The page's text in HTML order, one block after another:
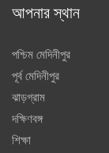
আপনার স্থান
পশ্চিম মেদিনীপুর
পূর্ব মেদিনীপুর
ঝাড়গ্রাম
দক্ষিণবঙ্গ
শিক্ষা